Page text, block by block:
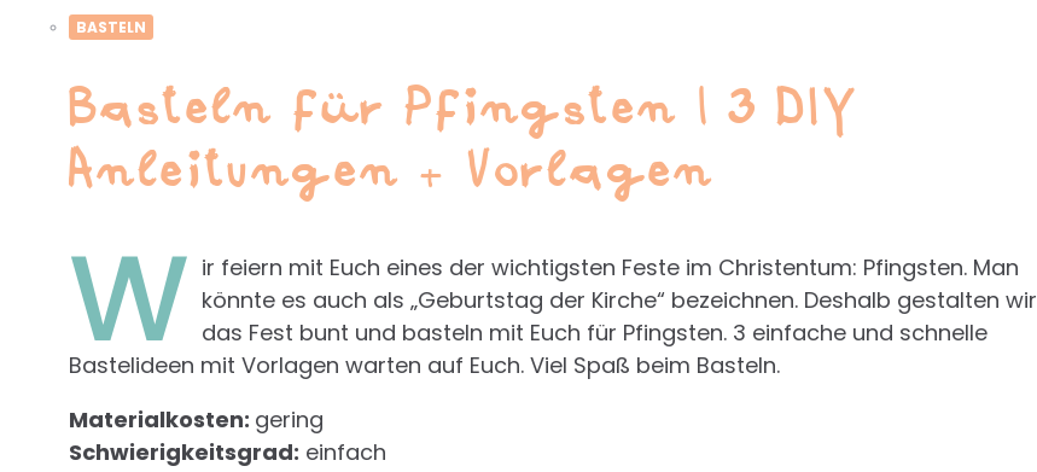
BASTELN
Basteln für Pfingsten | 3 DIY
Anleitungen + Vorlagen
W ir feiern mit Euch eines der wichtigsten Feste im Christentum: Pfingsten. Man
könnte es auch als „Geburtstag der Kirche“ bezeichnen. Deshalb gestalten wir
das Fest bunt und basteln mit Euch für Pfingsten. 3 einfache und schnelle
Bastelideen mit Vorlagen warten auf Euch. Viel Spaß beim Basteln.
Materialkosten: gering
Schwierigkeitsgrad: einfach